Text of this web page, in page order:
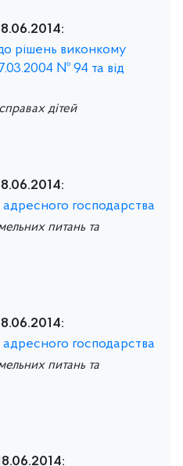
рішень виконкому
№ 94 та від
дітей
господарства
питань та
господарства
питань та